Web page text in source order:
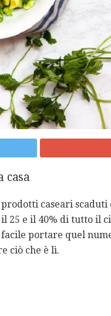
casa
caseari scaduti
25 e il 40% di tutto il
portare quel
ciò che è lì.